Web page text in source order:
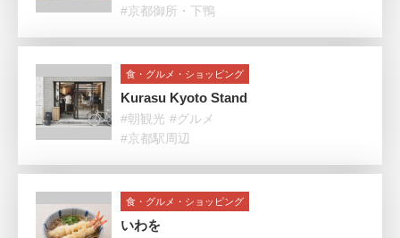
#京都御所・下鴨
食・グルメ・ショッピング
Kurasu Kyoto Stand
#朝観光 #グルメ
#京都駅周辺
食・グルメ・ショッピング
いわを